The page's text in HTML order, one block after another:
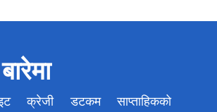
क्रेजी डटकम साप्ताहिकको